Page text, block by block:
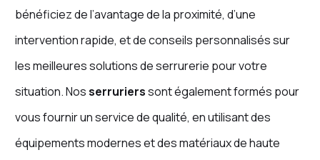
bénéficiez de l’avantage de la proximité, d’une
intervention rapide, et de conseils personnalisés sur
les meilleures solutions de serrurerie pour votre
situation. Nosserrurierssont également formés pour
vous fournir un service de qualité, en utilisant des
équipements modernes et des matériaux de haute